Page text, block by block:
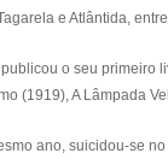
e Atlântida,
publicou o seu primeiro
(1919), A Lâmpada
ano, suicidou-se